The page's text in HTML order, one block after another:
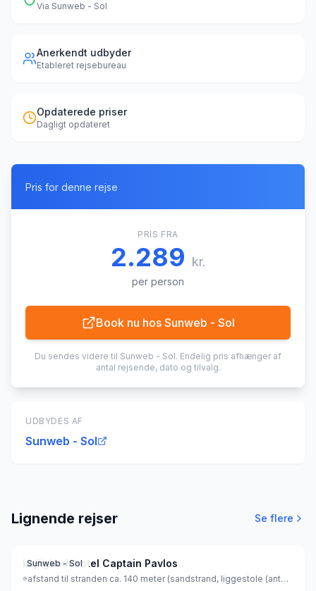
Via Sunweb - Sol
Anerkendt udbyder
Etableret rejsebureau
Opdaterede priser
Dagligt opdateret
Pris for denne rejse
PRIS FRA
2.289 kr.
per person
Book nu hos Sunweb - Sol
Du sendes videre til Sunweb - Sol. Endelig pris afhænger af
antal rejsende, dato og tilvalg.
UDBYDES AF
Sunweb - Sol
Lignende rejser Se flere
Sunweb - Sol
Lejlighedshotel Captain Pavlos
afstand til stranden ca. 140 meter (sandstrand, liggestole (antal: 20) (gratis) , parasol (gratis) ), Grækenland